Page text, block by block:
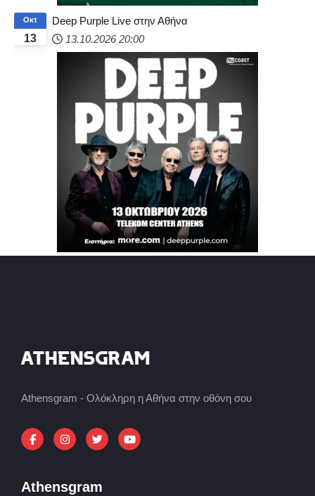
13
Οκτ
Deep Purple Live στην Αθήνα
13.10.2026 20:00
Athensgram - Ολόκληρη η Αθήνα στην οθόνη σου
Athensgram